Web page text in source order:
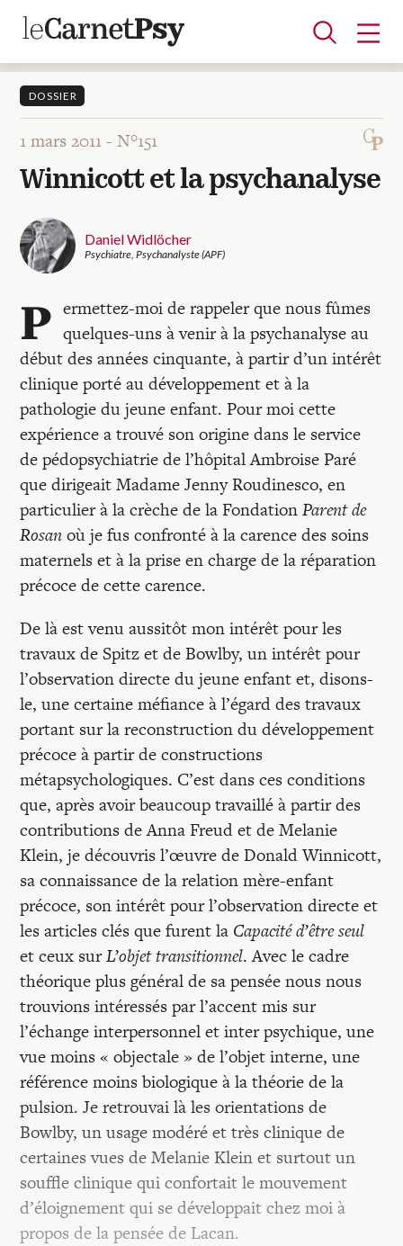
Articles
A la une
Adolescence
Dispositif
Enfance
Périnatalité
Psychanalyse
Psychopathologie
Soin
Dossiers
Auteurs
Blocs-notes
Recherches
Entretiens
Revues
Colloque
Mon panier
Mon compte
DOSSIER
1 mars 2011 -N°151
Winnicott et la psychanalyse
Daniel Widlöcher
Psychiatre, Psychanalyste (APF)
P ermettez-moi de rappeler que nous fûmes
quelques-uns à venir à la psychanalyse au
début des années cinquante, à partir d’un intérêt
clinique porté au développement et à la
pathologie du jeune enfant. Pour moi cette
expérience a trouvé son origine dans le service
de pédopsychiatrie de l’hôpital Ambroise Paré
que dirigeait Madame Jenny Roudinesco, en
particulier à la crèche de la FondationParent de
Rosanoù je fus confronté à la carence des soins
maternels et à la prise en charge de la réparation
précoce de cette carence.
De là est venu aussitôt mon intérêt pour les
travaux de Spitz et de Bowlby, un intérêt pour
l’observation directe du jeune enfant et, disons-
le, une certaine méfiance à l’égard des travaux
portant sur la reconstruction du développement
précoce à partir de constructions
métapsychologiques. C’est dans ces conditions
que, après avoir beaucoup travaillé à partir des
contributions de Anna Freud et de Melanie
Klein, je découvris l’œuvre de Donald Winnicott,
sa connaissance de la relation mère-enfant
précoce, son intérêt pour l’observation directe et
les articles clés que furent la Capacité d’être seul
et ceux surL’objet transitionnel. Avec le cadre
théorique plus général de sa pensée nous nous
trouvions intéressés par l’accent mis sur
l’échange interpersonnel et inter psychique, une
vue moins « objectale » de l’objet interne, une
référence moins biologique à la théorie de la
pulsion. Je retrouvai là les orientations de
Bowlby, un usage modéré et très clinique de
certaines vues de Melanie Klein et surtout un
souffle clinique qui confortait le mouvement
d’éloignement qui se développait chez moi à
propos de la pensée de Lacan.